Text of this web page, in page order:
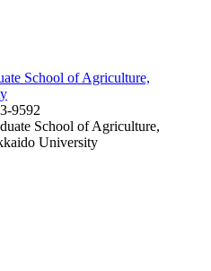
School of Agriculture,
9592
School of Agriculture,
University